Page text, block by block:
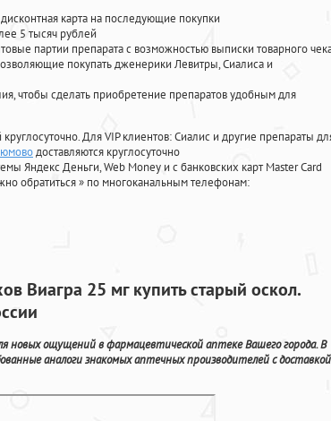
карта на последующие покупки
5 тысяч рублей
партии препарата с возможностью выписки товарного
покупать дженерики Левитры, Сиалиса и
чтобы сделать приобретение препаратов удобным для
Для VIP клиентов: Сиалис и другие препараты
доставляются круглосуточно
Яндекс Деньги, Web Money и с банковских карт Master Card
обратиться» по многоканальным телефонам:
Виагра 25 мг купить старый оскол.
новых ощущений в фармацевтической аптеке Вашего города. В
аналоги знакомых аптечных производителей с доставкой